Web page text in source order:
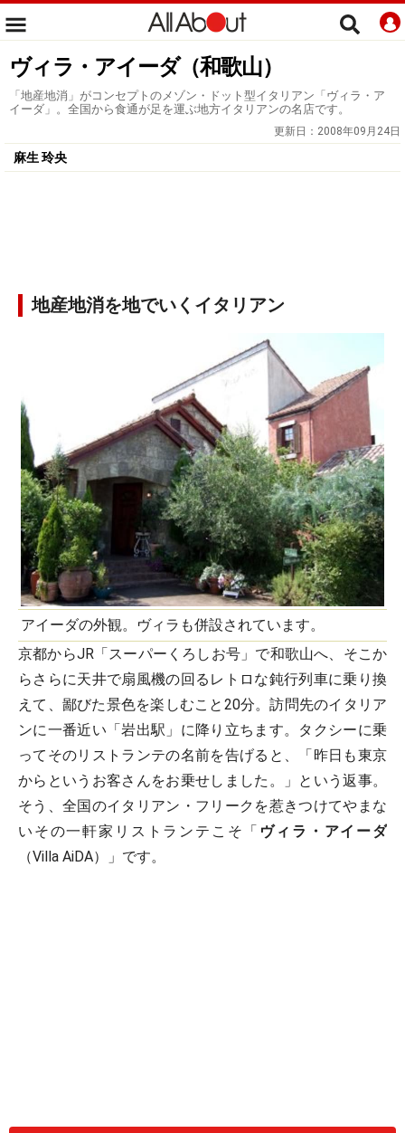
ヴィラ・アイーダ（和歌山）
「地産地消」がコンセプトのメゾン・ドット型イタリアン「ヴィラ・ア
イーダ」。全国から食通が足を運ぶ地方イタリアンの名店です。
更新日： 2008年09月24日
麻生 玲央
地産地消を地でいくイタリアン
アイーダの外観。ヴィラも併設されています。
京都からJR「スーパーくろしお号」で和歌山へ、そこか
らさらに天井で扇風機の回るレトロな鈍行列車に乗り換
えて、鄙びた景色を楽しむこと20分。訪問先のイタリア
ンに一番近い「岩出駅」に降り立ちます。タクシーに乗
ってそのリストランテの名前を告げると、「昨日も東京
からというお客さんをお乗せしました。」という返事。
そう、全国のイタリアン・フリークを惹きつけてやまな
いその一軒家リストランテこそ「 ヴィラ・アイーダ
（Villa AiDA）」です。